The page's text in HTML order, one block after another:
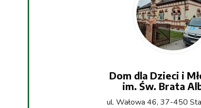
Dom dla Dzieci i
im. Św. Brata
ul. Wałowa 46, 37-450